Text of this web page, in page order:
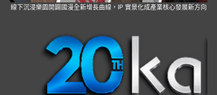
線下沉浸樂園開闢國漫全新增長曲線，IP 實景化成產業核心發展新方向